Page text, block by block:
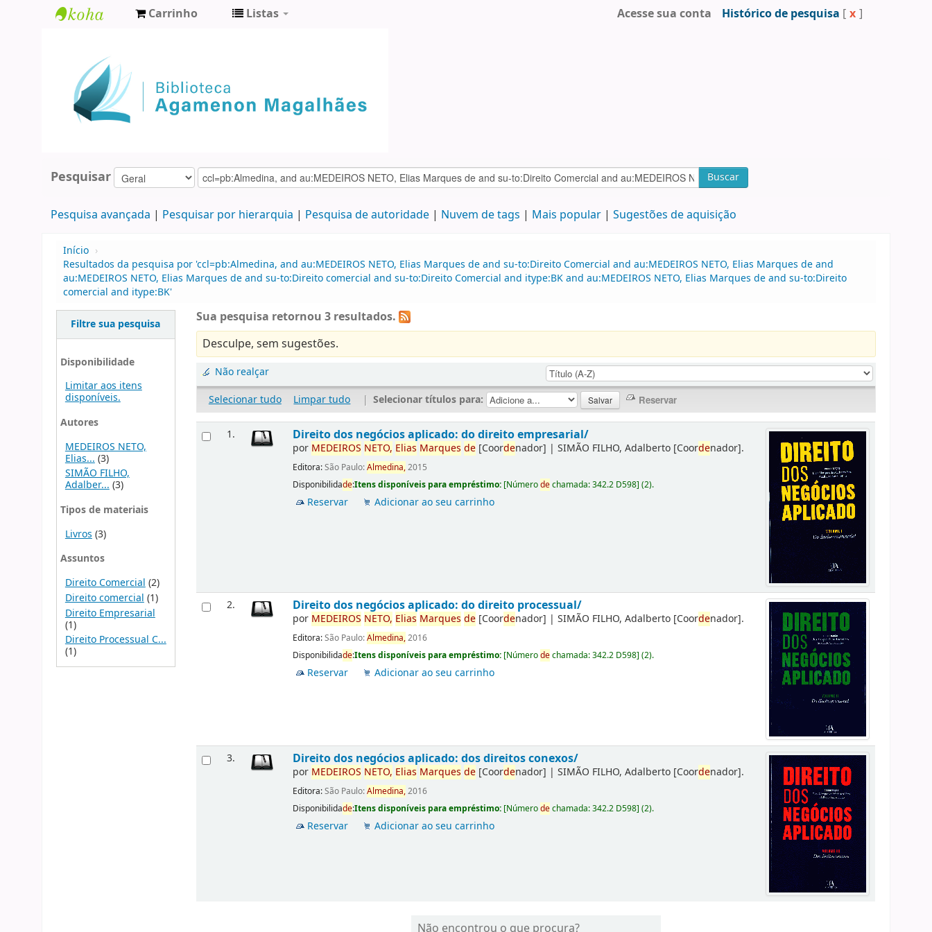
Agamenon
Magalhães
Carrinho Listas Acesse sua conta Histórico de pesquisa [ x ]
Pesquisar Buscar
Pesquisa avançada Pesquisar por hierarquia Pesquisa de autoridade Nuvem de tags Mais popular Sugestões de aquisição
Início ›
Resultados da pesquisa por 'ccl=pb:Almedina, and au:MEDEIROS NETO, Elias Marques de and su-to:Direito Comercial and au:MEDEIROS NETO, Elias Marques de and
au:MEDEIROS NETO, Elias Marques de and su-to:Direito comercial and su-to:Direito Comercial and itype:BK and au:MEDEIROS NETO, Elias Marques de and su-to:Direito
comercial and itype:BK'
Filtre sua pesquisa
Disponibilidade
Limitar aos itens
disponíveis.
Autores
MEDEIROS NETO,
Elias... (3)
SIMÃO FILHO,
Adalber...(3)
Tipos de materiais
Livros (3)
Assuntos
Direito Comercial (2)
Direito comercial (1)
Direito Empresarial
(1)
Direito Processual C...
(1)
Sua pesquisa retornou 3 resultados.
Desculpe, sem sugestões.
Não realçar
Selecionar tudo
Limpar tudo | Selecionar títulos para:
1. Direito dos negócios aplicado: do direito empresarial/
por MEDEIROS NETO, Elias Marques de [Coordenador] |SIMÃO FILHO, Adalberto [Coordenador].
Editora:São Paulo:Almedina,2015
Disponibilidade:Itens disponíveis para empréstimo: [Númerodechamada:342.2 D598](2).
Reservar Adicionar ao seu carrinho
2. Direito dos negócios aplicado: do direito processual/
por MEDEIROS NETO, Elias Marques de [Coordenador] |SIMÃO FILHO, Adalberto [Coordenador].
Editora:São Paulo:Almedina,2016
Disponibilidade:Itens disponíveis para empréstimo: [Númerodechamada:342.2 D598](2).
Reservar Adicionar ao seu carrinho
3. Direito dos negócios aplicado: dos direitos conexos/
por MEDEIROS NETO, Elias Marques de [Coordenador] |SIMÃO FILHO, Adalberto [Coordenador].
Editora:São Paulo:Almedina,2016
Disponibilidade:Itens disponíveis para empréstimo: [Númerodechamada:342.2 D598](2).
Reservar Adicionar ao seu carrinho